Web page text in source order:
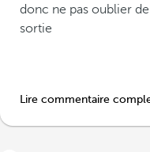
donc ne pas oublier
sortie
Lire commentaire